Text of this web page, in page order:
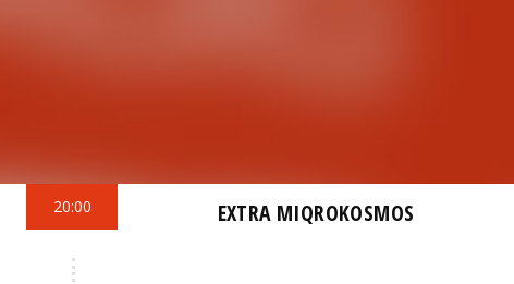
20:00 EXTRA MIQROKOSMOS